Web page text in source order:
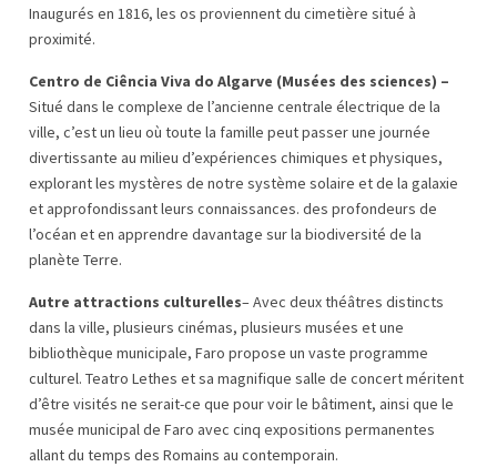
Inaugurés en 1816, les os proviennent du cimetière situé à
proximité.
Centro de Ciência Viva do Algarve (Musées des sciences) –
Situé dans le complexe de l’ancienne centrale électrique de la
ville, c’est un lieu où toute la famille peut passer une journée
divertissante au milieu d’expériences chimiques et physiques,
explorant les mystères de notre système solaire et de la galaxie
et approfondissant leurs connaissances. des profondeurs de
l’océan et en apprendre davantage sur la biodiversité de la
planète Terre.
Autre attractions culturelles– Avec deux théâtres distincts
dans la ville, plusieurs cinémas, plusieurs musées et une
bibliothèque municipale, Faro propose un vaste programme
culturel. Teatro Lethes et sa magnifique salle de concert méritent
d’être visités ne serait-ce que pour voir le bâtiment, ainsi que le
musée municipal de Faro avec cinq expositions permanentes
allant du temps des Romains au contemporain.